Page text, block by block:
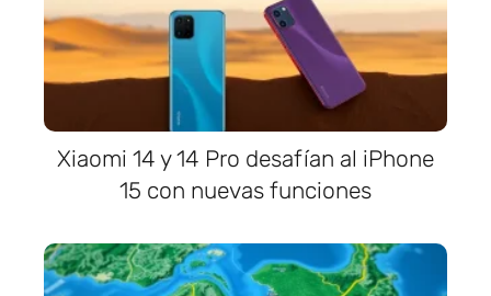
Xiaomi 14 y 14 Pro desafían al iPhone
15 con nuevas funciones